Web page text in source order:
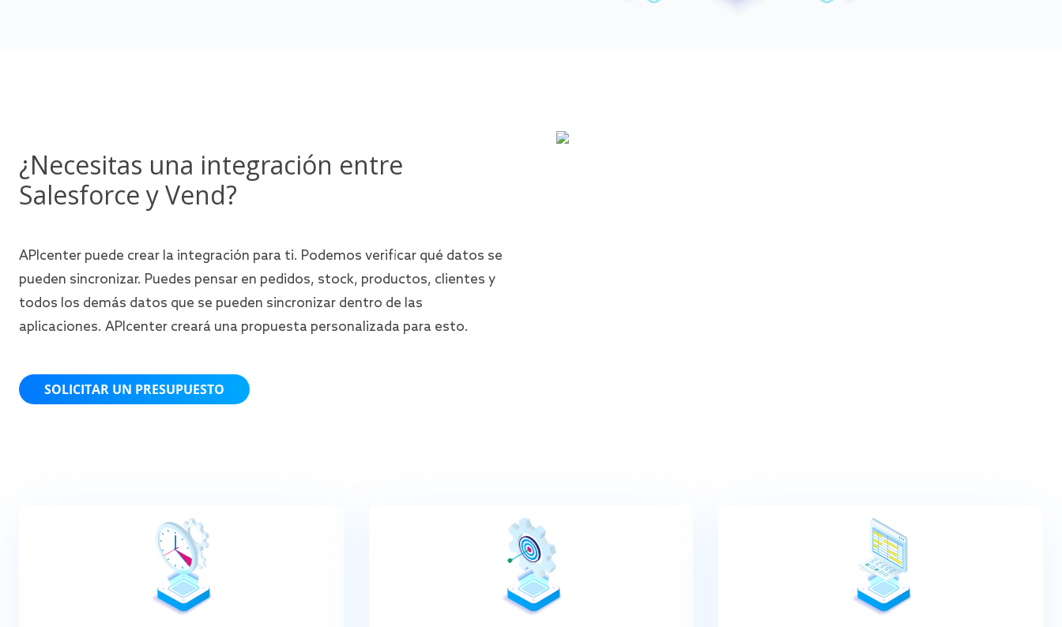
¿Necesitas una integración entre
Salesforce y Vend?
APIcenter puede crear la integración para ti. Podemos verificar qué datos se
pueden sincronizar. Puedes pensar en pedidos, stock, productos, clientes y
todos los demás datos que se pueden sincronizar dentro de las
aplicaciones. APIcenter creará una propuesta personalizada para esto.
SOLICITAR UN PRESUPUESTO